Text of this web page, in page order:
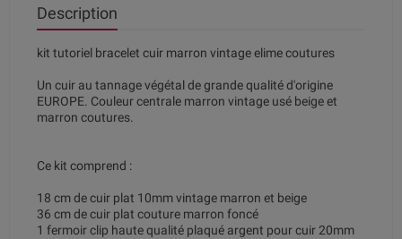
Description
kit tutoriel bracelet cuir marron vintage elime coutures
Un cuir au tannage végétal de grande qualité d'origine
EUROPE. Couleur centrale marron vintage usé beige et
marron coutures.
Ce kit comprend :
18 cm de cuir plat 10mm vintage marron et beige
36 cm de cuir plat couture marron foncé
1 fermoir clip haute qualité plaqué argent pour cuir 20mm